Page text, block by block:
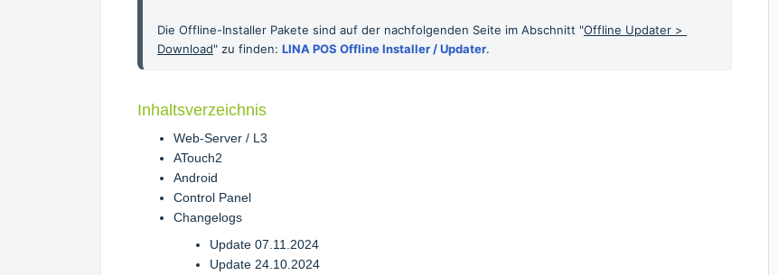
Die Offline-Installer Pakete sind auf der nachfolgenden Seite im Abschnitt "Offline Updater >
Download" zu finden: LINA POS Offline Installer / Updater.
Inhaltsverzeichnis
Web-Server / L3
ATouch2
Android
Control Panel
Changelogs
Update 07.11.2024
Update 24.10.2024